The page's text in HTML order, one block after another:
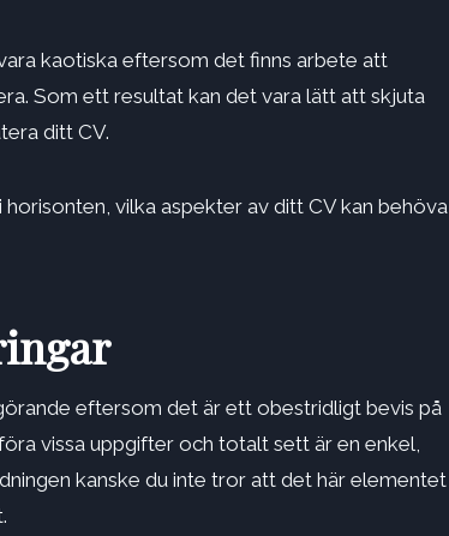
kaotiska eftersom det finns arbete att
Som ett resultat kan det vara lätt att skjuta
ditt CV.
vilka aspekter av ditt CV kan behöva
eftersom det är ett obestridligt bevis på
vissa uppgifter och totalt sett är en enkel,
kanske du inte tror att det här elementet